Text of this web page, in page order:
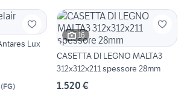
(FG)
16
CASETTA DI LEGNO MALTA3
312x312x211 spessore 28mm
1.520 €